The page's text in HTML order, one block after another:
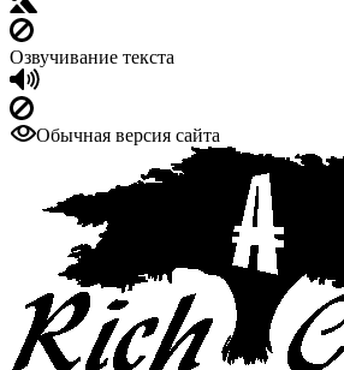
Озвучивание текста
Обычная версия сайта